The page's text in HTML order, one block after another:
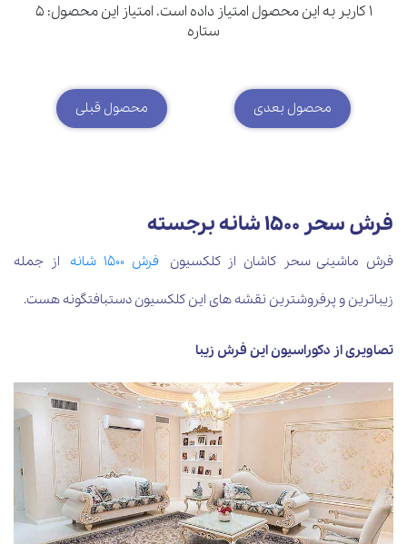
1 کاربر به این محصول امتیاز داده است. امتیاز این محصول: 5
ستاره
محصول بعدی محصول قبلی
فرش سحر 1500 شانه برجسته
فرش ماشینی سحر کاشان از کلکسیون فرش 1500 شانه از جمله
زیباترین و پرفروشترین نقشه های این کلکسیون دستبافتگونه هست.
تصاویری از دکوراسیون این فرش زیبا